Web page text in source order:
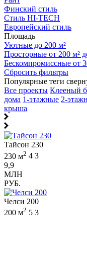
Финский стиль
Стиль HI-TECH
Европейский стиль
Площадь
Уютные до 200 м²
Просторные от 200 м²
Бескомпромиссные от
Сбросить фильтры
Популярные теги
Все проекты Клееный
дома 1-этажные 2-
крыша
Тайсон 230
230 м2 4 3
9,9
МЛН
РУБ.
Челси 200
200 м2 5 3